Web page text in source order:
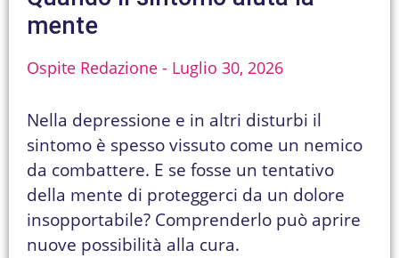
mente
Ospite Redazione Luglio 30, 2026
Nella depressione e in altri disturbi il
sintomo è spesso vissuto come un nemico
da combattere. E se fosse un tentativo
della mente di proteggerci da un dolore
insopportabile? Comprenderlo può aprire
nuove possibilità alla cura.